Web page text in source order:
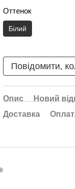
Оттенок
Білий
Повідомити,
Опис
Новий
Доставка